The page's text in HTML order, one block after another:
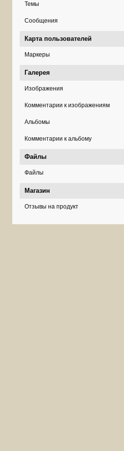
Темы
Сообщения
Карта пользователей
Маркеры
Галерея
Изображения
Комментарии к изображениям
Альбомы
Комментарии к альбому
Файлы
Файлы
Магазин
Отзывы на продукт